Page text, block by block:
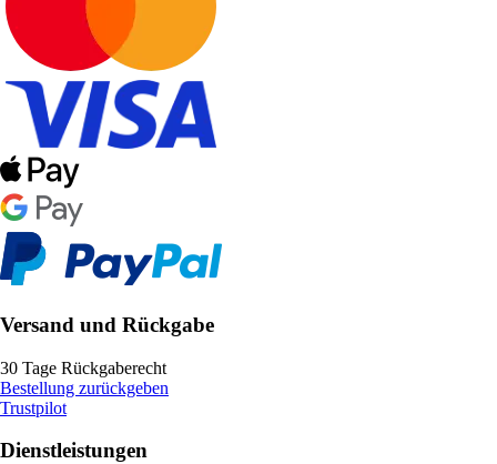
Versand und Rückgabe
30 Tage Rückgaberecht
Bestellung zurückgeben
Trustpilot
Dienstleistungen